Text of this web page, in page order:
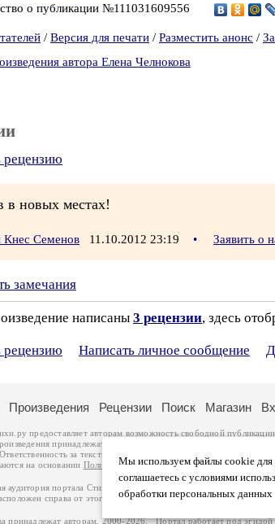
о публикации №111031609556
/ Версия для печати / Разместить анонс /
автора Елена Челнокова
рецензию
в новых местах!
Кнес Семенов 11.10.2012 23:19 • Заявить о
замечания
написаны 3 рецензии, здесь
рецензию Написать личное сообщение
Мы используем файлы cookie для
соглашаетесь с условиями
обработки персональных
Произведения Рецензии Поиск Магазин
предоставляет авторам возможность свободной
принадлежат авторам и охраняются
.
за тексты произведений авторы несут
на основании Политики обработки персональных данных.
аудитория портала Стихи.ру – порядка 200 тысяч
справа от этого текста. В каждой графе указано по две
принадлежат авторам, 2000-2026. Портал работает под эгидой